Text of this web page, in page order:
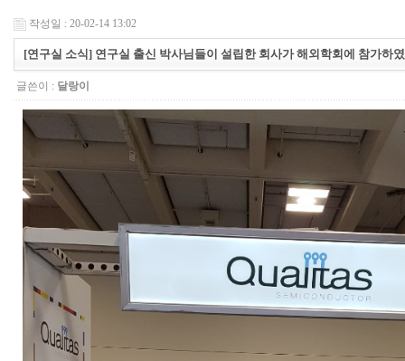
작성일 : 20-02-14 13:02
[연구실 소식] 연구실 출신 박사님들이 설립한 회사가 해외학회에 참가하
글쓴이 : 달랑이